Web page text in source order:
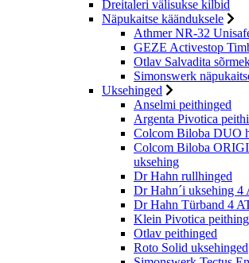
Dreitaleri välisukse kilbid
Näpukaitse käänduksele
Athmer NR-32
GEZE Activestop
Otlav Salvadita
Simonswerk
Uksehinged
Anselmi peithinged
Argenta Pivotica
Colcom Biloba DUO
Colcom Biloba
uksehing
Dr Hahn rullhinged
Dr Hahn´i uksehing 4
Dr Hahn Türband 4
Klein Pivotica
Otlav peithinged
Roto Solid uksehinged